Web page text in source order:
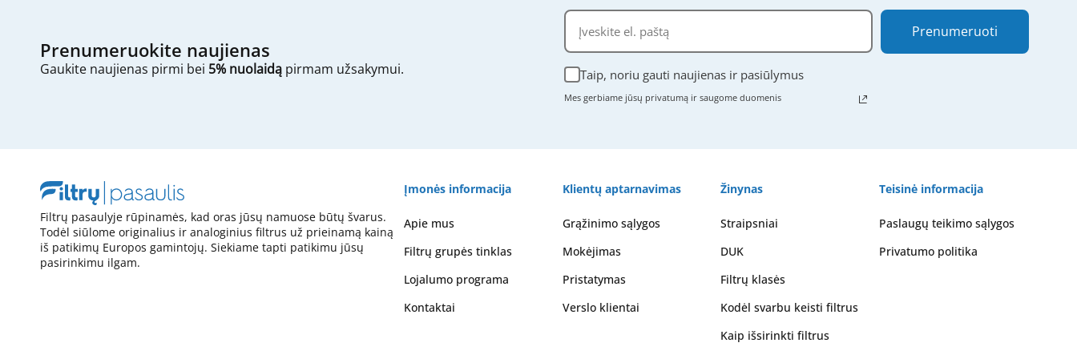
Prenumeruokite naujienas
Gaukite naujienas pirmi bei 5% nuolaidą pirmam užsakymui. Taip, noriu gauti naujienas ir pasiūlymus
Mes gerbiame jūsų privatumą ir saugome duomenis
Prenumeruoti
Filtrų pasaulyje rūpinamės, kad oras jūsų namuose būtų švarus.
Todėl siūlome originalius ir analoginius filtrus už prieinamą kainą
iš patikimų Europos gamintojų. Siekiame tapti patikimu jūsų
pasirinkimu ilgam.
Įmonės informacija
Apie mus
Filtrų grupės tinklas
Lojalumo programa
Kontaktai
Klientų aptarnavimas
Grąžinimo sąlygos
Mokėjimas
Pristatymas
Verslo klientai
Žinynas
Straipsniai
DUK
Filtrų klasės
Kodėl svarbu keisti filtrus
Kaip išsirinkti filtrus
Teisinė informacija
Paslaugų teikimo sąlygos
Privatumo politika